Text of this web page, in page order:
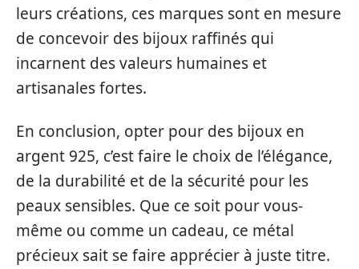
leurs créations, ces marques sont en mesure
de concevoir des bijoux raffinés qui
incarnent des valeurs humaines et
artisanales fortes.
En conclusion, opter pour des bijoux en
argent 925, c’est faire le choix de l’élégance,
de la durabilité et de la sécurité pour les
peaux sensibles. Que ce soit pour vous-
même ou comme un cadeau, ce métal
précieux sait se faire apprécier à juste titre.